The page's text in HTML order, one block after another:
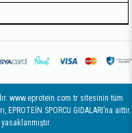
www.eprotein.com.tr sitesinin tüm
SPORCU GIDALARI’na aittir.